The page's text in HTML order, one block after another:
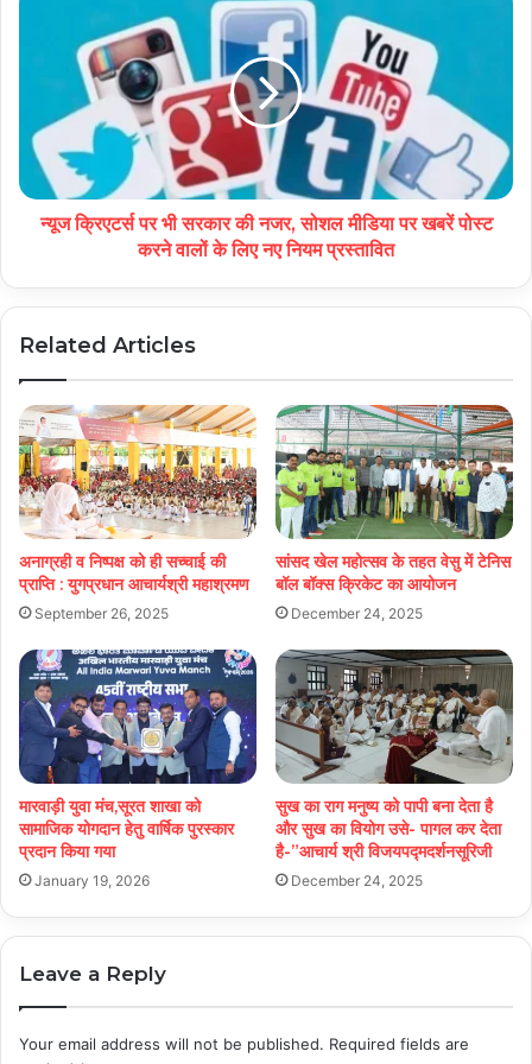
न्यूज क्रिएटर्स पर भी सरकार की नजर, सोशल मीडिया पर खबरें पोस्ट
करने वालों के लिए नए नियम प्रस्तावित
Related Articles
अनाग्रही व निष्पक्ष को ही सच्चाई की
प्राप्ति : युगप्रधान आचार्यश्री महाश्रमण
September 26, 2025
सांसद खेल महोत्सव के तहत वेसु में टेनिस
बॉल बॉक्स क्रिकेट का आयोजन
December 24, 2025
मारवाड़ी युवा मंच,सूरत शाखा को
सामाजिक योगदान हेतु वार्षिक पुरस्कार
प्रदान किया गया
January 19, 2026
सुख का राग मनुष्य को पापी बना देता है
और सुख का वियोग उसे- पागल कर देता
है-”आचार्य श्री विजयपद्मदर्शनसूरिजी
December 24, 2025
Leave a Reply
Your email address will not be published. Required fields are